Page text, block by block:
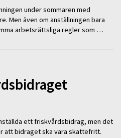
under sommaren med
Men även om anställningen bara
arbetsrättsliga regler som …
ett friskvårdsbidrag, men det
att bidraget ska vara skattefritt.